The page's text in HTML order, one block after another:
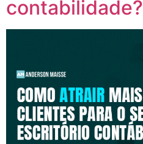
contabilidade?